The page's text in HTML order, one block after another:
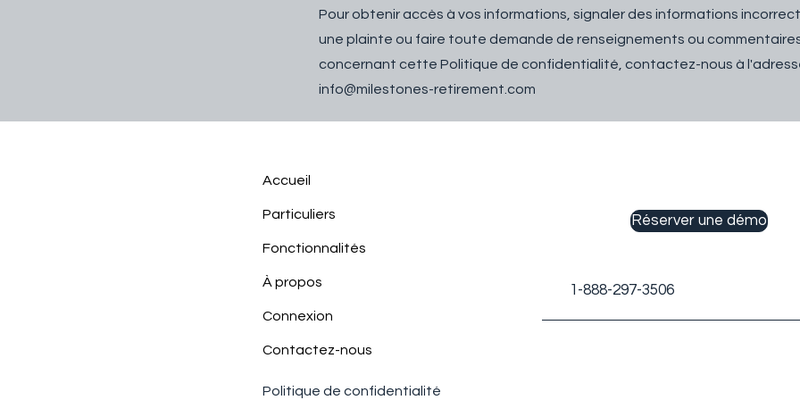
Pour obtenir accès à vos informations, signaler des informations
une plainte ou faire toute demande de renseignements ou
concernant cette Politique de confidentialité, contactez-nous à
info@milestones-retirement.com
Accueil
Particuliers
Fonctionnalités
À propos
Connexion
Contactez-nous
Réserver une démo
1-888-297-3506
Politique de confidentialité